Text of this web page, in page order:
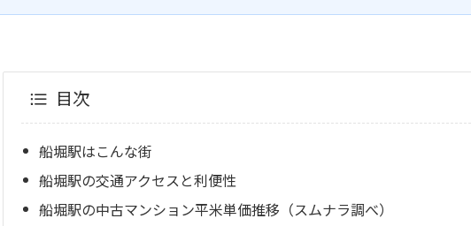
目次
船堀駅はこんな街
船堀駅の交通アクセスと利便性
船堀駅の中古マンション平米単価推移（スムナラ調べ）